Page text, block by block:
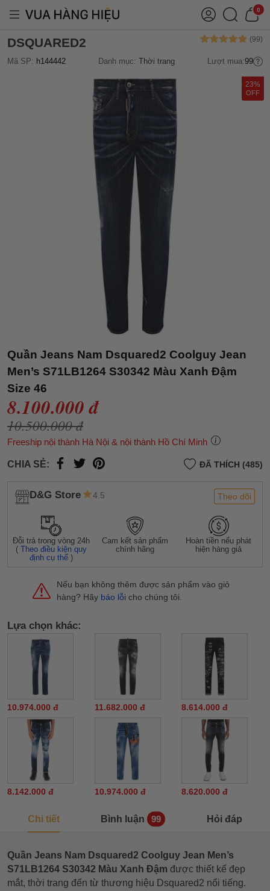
0
DSQUARED2
Mã SP: h144442 Danh mục: Thời trang Lượt mua:99
23%
OFF
Quần Jeans Nam Dsquared2 Coolguy Jean
Men’s S71LB1264 S30342 Màu Xanh Đậm
Size 46
8.100.000 đ
10.500.000 đ
Freeship nội thành Hà Nội & nội thành Hồ Chí Minh
CHIA SẺ: ĐÃ THÍCH (485)
D&G Store 4.5 Theo dõi
Đỗi trả trong vòng 24h
(Theo điều kiện quy
định cụ thể )
Cam kết sản phẩm
chính hãng
Hoàn tiền nếu phát
hiện hàng giả
Nếu bạn không thêm được sản phẩm vào giỏ
hàng? Hãy báo lỗi cho chúng tôi.
Lựa chọn khác:
10.974.000 đ 11.682.000 đ 8.614.000 đ
8.142.000 đ 10.974.000 đ 8.620.000 đ
Chi tiết Bình luận 99 Hỏi đáp
Quần Jeans Nam Dsquared2 Coolguy Jean Men’s
S71LB1264 S30342 Màu Xanh Đậm được thiết kế đẹp
mắt, thời trang đến từ thương hiệu Dsquared2 nổi tiếng.